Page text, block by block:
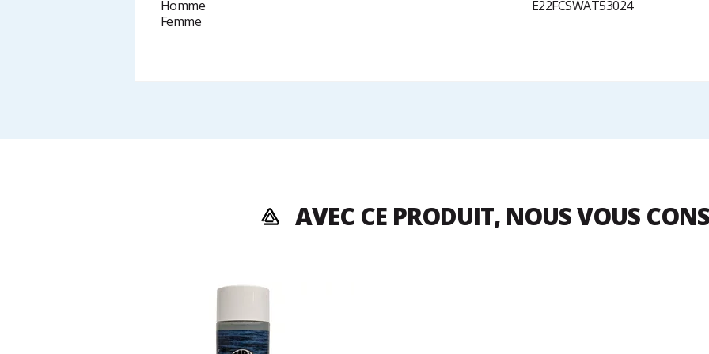
Homme
Femme
E22FCSWAT53024
AVEC CE PRODUIT, NOUS VOUS